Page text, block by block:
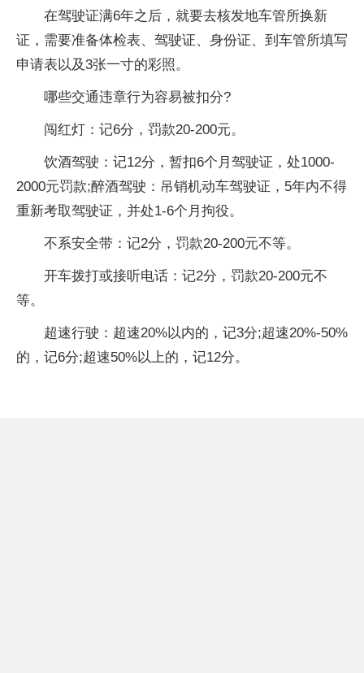
在驾驶证满6年之后，就要去核发地车管所换新
证，需要准备体检表、驾驶证、身份证、到车管所填写
申请表以及3张一寸的彩照。
哪些交通违章行为容易被扣分?
闯红灯：记6分，罚款20-200元。
饮酒驾驶：记12分，暂扣6个月驾驶证，处1000-
2000元罚款;醉酒驾驶：吊销机动车驾驶证，5年内不得
重新考取驾驶证，并处1-6个月拘役。
不系安全带：记2分，罚款20-200元不等。
开车拨打或接听电话：记2分，罚款20-200元不
等。
超速行驶：超速20%以内的，记3分;超速20%-50%
的，记6分;超速50%以上的，记12分。